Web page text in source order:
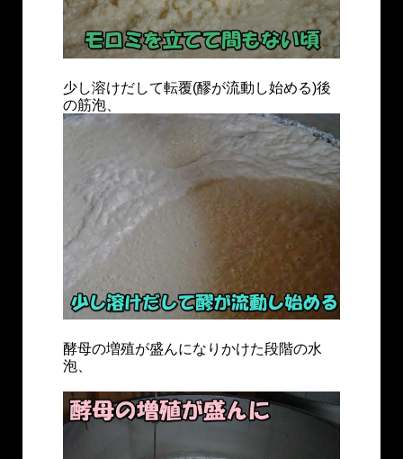
少し溶けだして転覆(醪が流動し始める)後
の筋泡、
酵母の増殖が盛んになりかけた段階の水
泡、